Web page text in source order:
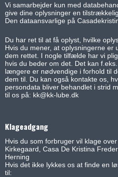
Vi samarbejder kun med
give dine oplysninger en
Den dataansvarlige på
Du har ret til at få oplyst, hvilke
Hvis du mener, at oplysningerne er
dem rettet. I nogle tilfælde har vi
hvis du beder om det. Det kan
længere er nødvendige i forhold til
dem til. Du kan også kontakte os,
persondata bliver behandlet i strid
til os på: kk@kk-lube.dk
Klageadgang
Hvis du som forbruger vil klage
Kirkegaard, Casa De Kristina
Herning
Hvis det ikke lykkes os at finde en
til: